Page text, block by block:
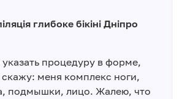
глибоке бікіні Дніпро
процедуру в форме,
меня комплекс ноги,
подмышки, лицо. Жалею, что